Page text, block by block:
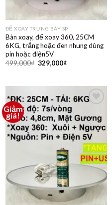
ĐẾ XOAY TRƯNG BÀY SP
Bàn xoay, đế xoay 360, 25CM
6KG, trắng hoặc đen nhung dùng
pin hoặc điện5V
499,000₫ 329,000₫
Giảm
giá!
vào
yêu
thích